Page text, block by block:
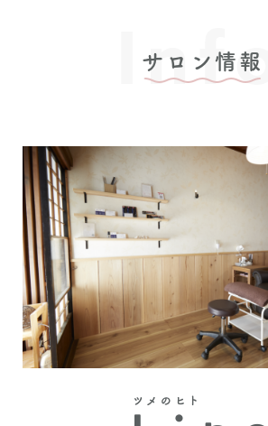
サロン情報
Info